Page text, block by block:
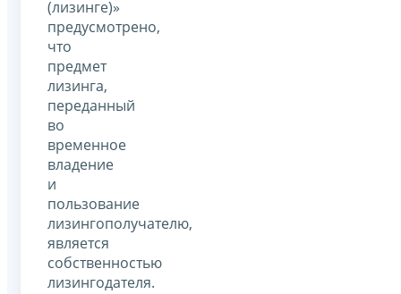
(лизинге)»
предусмотрено,
что
предмет
лизинга,
переданный
во
временное
владение
и
пользование
лизингополучателю,
является
собственностью
лизингодателя.